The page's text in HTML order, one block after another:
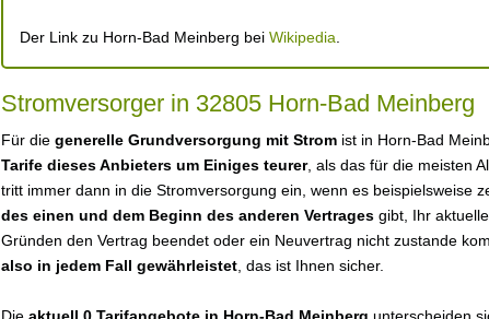
Der Link zu Horn-Bad Meinberg bei Wikipedia
Stromversorger in 32805 Horn-Bad Meinberg
Für die generelle Grundversorgung mit Strom ist in Horn-Bad
Tarife dieses Anbieters um Einiges teurer, als das für die meisten
tritt immer dann in die Stromversorgung ein, wenn es beispielsweise
des einen und dem Beginn des anderen Vertrages gibt, Ihr
Gründen den Vertrag beendet oder ein Neuvertrag nicht zustande
also in jedem Fall gewährleistet , das ist Ihnen sicher.